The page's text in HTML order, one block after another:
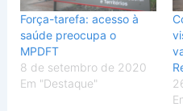
Força-tarefa: acesso à
saúde preocupa o
MPDFT
8 de setembro de 2020
Em "Destaque"